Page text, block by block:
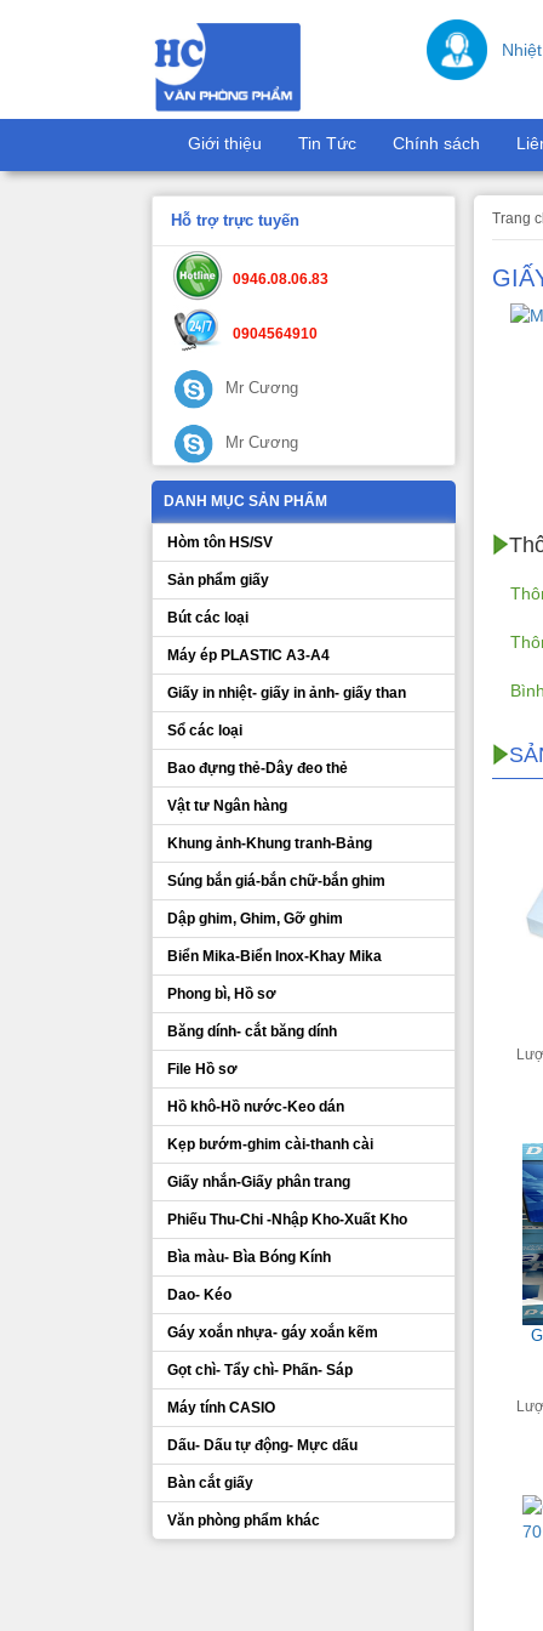
Giới thiệu Tin Tức Chính sách
Hỗ trợ trực tuyến
0946.08.06.83
0904564910
Mr Cương
Mr Cương
DANH MỤC SẢN PHẨM
Hòm tôn HS/SV
Sản phẩm giấy
Bút các loại
Máy ép PLASTIC A3-A4
Giấy in nhiệt- giấy in ảnh- giấy than
Sổ các loại
Bao đựng thẻ-Dây đeo thẻ
Vật tư Ngân hàng
Khung ảnh-Khung tranh-Bảng
Súng bắn giá-bắn chữ-bắn ghim
Dập ghim, Ghim, Gỡ ghim
Biển Mika-Biển Inox-Khay Mika
Phong bì, Hồ sơ
Băng dính- cắt băng dính
File Hồ sơ
Hồ khô-Hồ nước-Keo dán
Kẹp bướm-ghim cài-thanh cài
Giấy nhắn-Giấy phân trang
Phiếu Thu-Chi -Nhập Kho-Xuất Kho
Bìa màu- Bìa Bóng Kính
Dao- Kéo
Gáy xoắn nhựa- gáy xoắn kẽm
Gọt chì- Tẩy chì- Phấn- Sáp
Máy tính CASIO
Dấu- Dấu tự động- Mực dấu
Bàn cắt giấy
Văn phòng phẩm khác
Trang